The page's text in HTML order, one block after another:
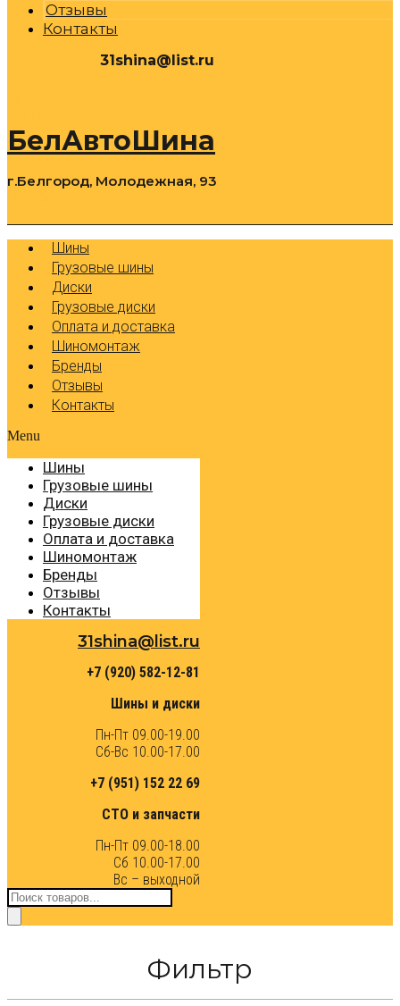
Отзывы
Контакты
31shina@list.ru
БелАвтоШина
г.Белгород, Молодежная, 93
Шины
Грузовые шины
Диски
Грузовые диски
Оплата и доставка
Шиномонтаж
Бренды
Отзывы
Контакты
Menu
Шины
Грузовые шины
Диски
Грузовые диски
Оплата и доставка
Шиномонтаж
Бренды
Отзывы
Контакты
31shina@list.ru
+7 (920) 582-12-81
Шины и диски
Пн-Пт 09.00-19.00
Сб-Вс 10.00-17.00
+7 (951) 152 22 69
СТО и запчасти
Пн-Пт 09.00-18.00
Сб 10.00-17.00
Вс – выходной
Поиск
товаров
Фильтр